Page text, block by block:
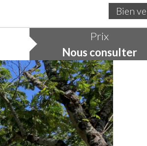
Bien
Prix
Nous consulter